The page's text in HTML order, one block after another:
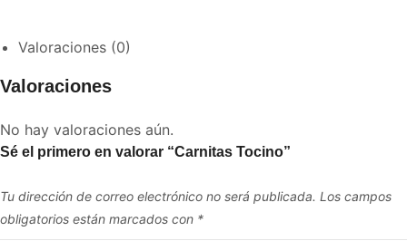
Valoraciones (0)
Valoraciones
No hay valoraciones aún.
Sé el primero en valorar “Carnitas Tocino”
Tu dirección de correo electrónico no será publicada. Los campos
obligatorios están marcados con *